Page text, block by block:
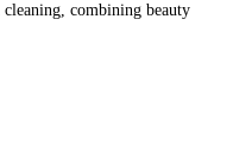
combining beauty